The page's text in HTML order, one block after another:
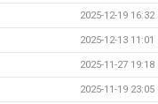
2025-12-19 16:32
2025-12-13 11:01
2025-11-27 19:18
2025-11-19 23:05